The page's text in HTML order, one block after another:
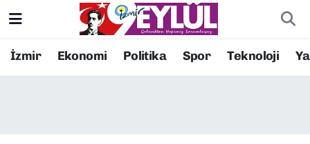
İzmir Ekonomi Politika Spor Teknoloji
Resmi İlanlar
Konak Nöbetçi Eczaneler